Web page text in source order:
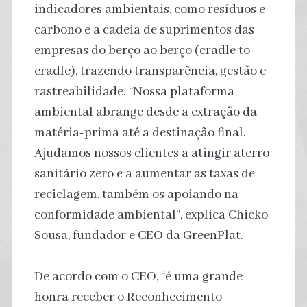
indicadores ambientais, como resíduos e
carbono e a cadeia de suprimentos das
empresas do berço ao berço (cradle to
cradle), trazendo transparência, gestão e
rastreabilidade. “Nossa plataforma
ambiental abrange desde a extração da
matéria-prima até a destinação final.
Ajudamos nossos clientes a atingir aterro
sanitário zero e a aumentar as taxas de
reciclagem, também os apoiando na
conformidade ambiental”, explica Chicko
Sousa, fundador e CEO da GreenPlat.
De acordo com o CEO, “é uma grande
honra receber o Reconhecimento